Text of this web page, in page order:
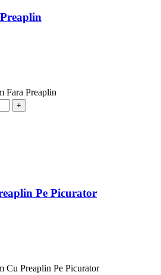
Fara Preaplin
Pe Picurator
Cu Preaplin Pe Picurator